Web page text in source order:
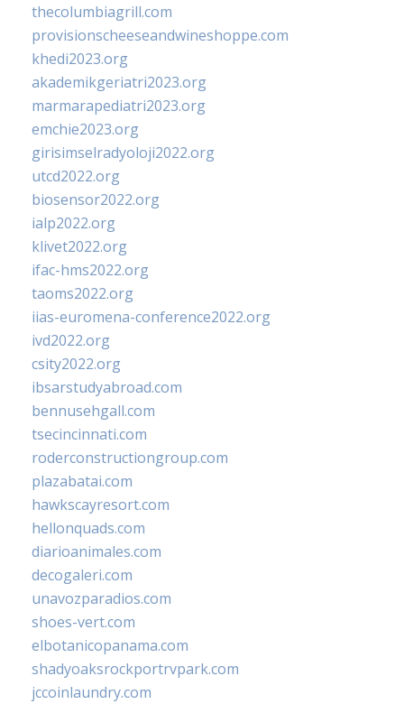
thecolumbiagrill.com
provisionscheeseandwineshoppe.com
khedi2023.org
akademikgeriatri2023.org
marmarapediatri2023.org
emchie2023.org
girisimselradyoloji2022.org
utcd2022.org
biosensor2022.org
ialp2022.org
klivet2022.org
ifac-hms2022.org
taoms2022.org
iias-euromena-conference2022.org
ivd2022.org
csity2022.org
ibsarstudyabroad.com
bennusehgall.com
tsecincinnati.com
roderconstructiongroup.com
plazabatai.com
hawkscayresort.com
hellonquads.com
diarioanimales.com
decogaleri.com
unavozparadios.com
shoes-vert.com
elbotanicopanama.com
shadyoaksrockportrvpark.com
jccoinlaundry.com